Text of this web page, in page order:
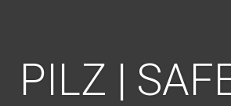
PILZ |